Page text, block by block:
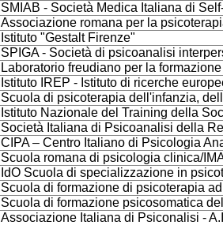
SMIAB - Società Medica Italiana di
Associazione romana per la
Istituto "Gestalt Firenze"
SPIGA - Società di psicoanalisi
Laboratorio freudiano per la
Istituto IREP - Istituto di ricerche
Scuola di psicoterapia dell'infanzia,
Istituto Nazionale del Training della
Società Italiana di Psicoanalisi della
CIPA – Centro Italiano di Psicologia
Scuola romana di psicologia clinica/
IdO Scuola di specializzazione in
Scuola di formazione di psicoterapia
Scuola di formazione psicosomatica
Associazione Italiana di Psiconalisi -